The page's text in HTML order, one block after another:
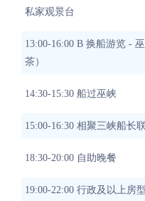
私家观景台
13:00-16:00 B 换船游览 -
茶）
14:30-15:30 船过巫峡
15:00-16:30 相聚三峡船长
18:30-20:00 自助晚餐
19:00-22:00 行政及以上房